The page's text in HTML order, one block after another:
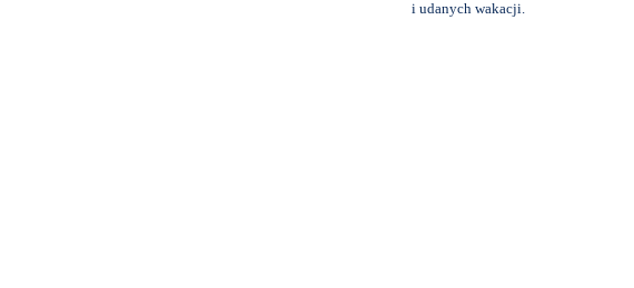
i udanych wakacji.